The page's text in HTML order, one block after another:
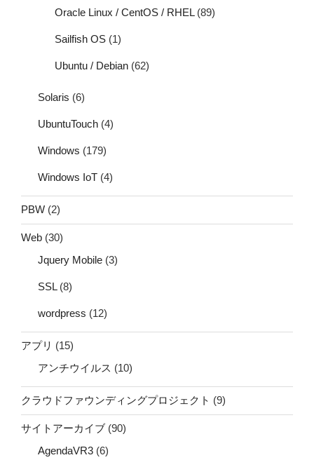
Oracle Linux / CentOS / RHEL(89)
Sailfish OS (1)
Ubuntu / Debian (62)
Solaris (6)
UbuntuTouch (4)
Windows (179)
Windows IoT (4)
PBW (2)
Web (30)
Jquery Mobile (3)
SSL(8)
wordpress (12)
アプリ (15)
アンチウイルス (10)
クラウドファウンディングプロジェクト (9)
サイトアーカイブ (90)
AgendaVR3 (6)